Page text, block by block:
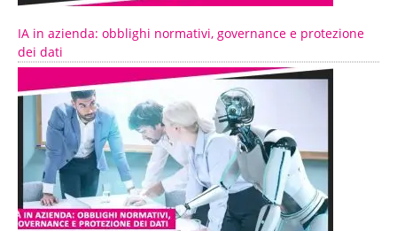
IA in azienda: obblighi normativi, governance e protezione
dei dati